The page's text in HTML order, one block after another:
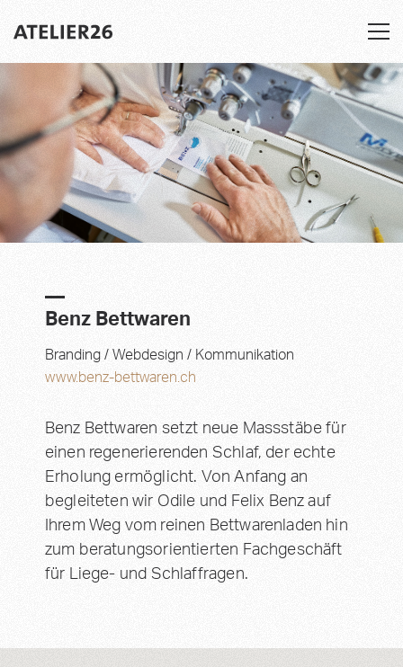
Benz Bettwaren
Branding / Webdesign / Kommunikation
www.benz-bettwaren.ch
Benz Bettwaren setzt neue Massstäbe für
einen regenerierenden Schlaf, der echte
Erholung ermöglicht. Von Anfang an
begleiteten wir Odile und Felix Benz auf
Ihrem Weg vom reinen Bettwarenladen hin
zum beratungsorientierten Fachgeschäft
für Liege- und Schlaffragen.